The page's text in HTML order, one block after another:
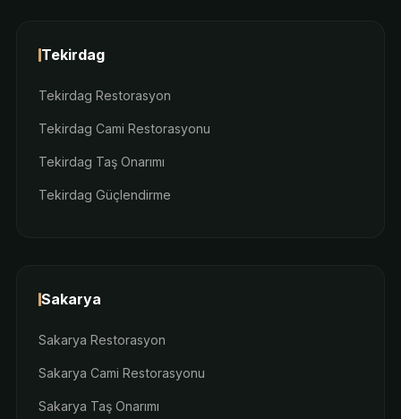
Tekirdag
Tekirdag Restorasyon
Tekirdag Cami Restorasyonu
Tekirdag Taş Onarımı
Tekirdag Güçlendirme
Sakarya
Sakarya Restorasyon
Sakarya Cami Restorasyonu
Sakarya Taş Onarımı